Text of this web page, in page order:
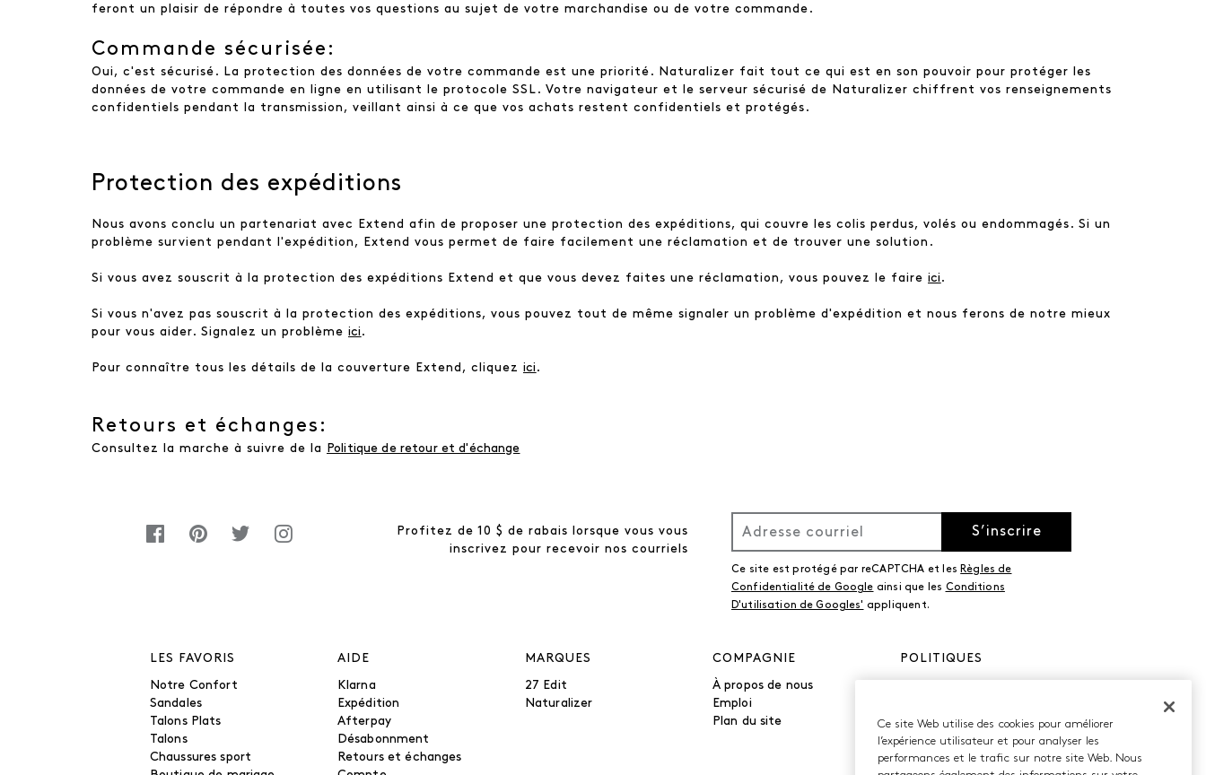
feront un plaisir de répondre à toutes vos questions au sujet de votre marchandise ou de votre commande.
Commande sécurisée:
Oui, c'est sécurisé. La protection des données de votre commande est une priorité. Naturalizer fait tout ce qui est en son pouvoir pour protéger les
données de votre commande en ligne en utilisant le protocole SSL. Votre navigateur et le serveur sécurisé de Naturalizer chiffrent vos renseignements
confidentiels pendant la transmission, veillant ainsi à ce que vos achats restent confidentiels et protégés.
Protection des expéditions
Nous avons conclu un partenariat avec Extend afin de proposer une protection des expéditions, qui couvre les colis perdus, volés ou endommagés. Si un
problème survient pendant l'expédition, Extend vous permet de faire facilement une réclamation et de trouver une solution.
Si vous avez souscrit à la protection des expéditions Extend et que vous devez faites une réclamation, vous pouvez le faire ici .
Si vous n'avez pas souscrit à la protection des expéditions, vous pouvez tout de même signaler un problème d'expédition et nous ferons de notre mieux
pour vous aider. Signalez un problème ici .
Pour connaître tous les détails de la couverture Extend, cliquez ici .
Retours et échanges:
Consultez la marche à suivre de la Politique de retour et d'échange
Profitez de 10 $ de rabais lorsque vous vous
inscrivez pour recevoir nos courriels
S’inscrire
Ce site est protégé par reCAPTCHA et les Règles de
Confidentialité de Google ainsi que les Conditions
D'utilisation de Googles' appliquent.
LES FAVORIS
Notre Confort
Sandales
Talons Plats
Talons
Chaussures sport
AIDE
Klarna
Expédition
Afterpay
Désabonnment
Retours et échanges
MARQUES
27 Edit
Naturalizer
COMPAGNIE
À propos de nous
Emploi
Plan du site
POLITIQUES
Conditions d’utilisation
Accessibilité
Ce site Web utilise des cookies pour améliorer
l’expérience utilisateur et pour analyser les
performances et le trafic sur notre site Web. Nous